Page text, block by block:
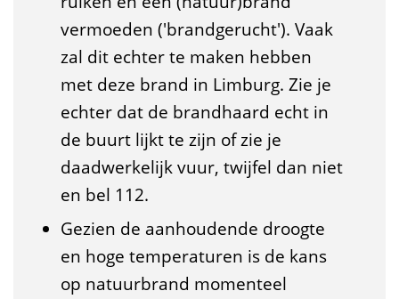
vermoeden ('brandgerucht'). Vaak
zal dit echter te maken hebben
met deze brand in Limburg. Zie je
echter dat de brandhaard echt in
de buurt lijkt te zijn of zie je
daadwerkelijk vuur, twijfel dan niet
en bel 112.
Gezien de aanhoudende droogte
en hoge temperaturen is de kans
op natuurbrand momenteel